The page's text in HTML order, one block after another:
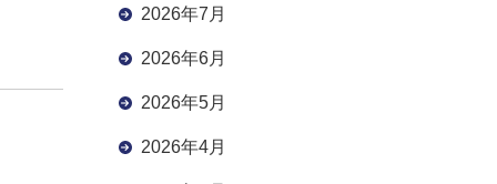
2026年7月
2026年6月
2026年5月
2026年4月